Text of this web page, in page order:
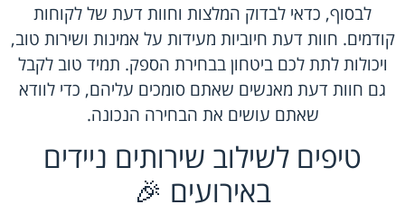
לבסוף, כדאי לבדוק המלצות וחוות דעת של לקוחות
קודמים. חוות דעת חיוביות מעידות על אמינות ושירות טוב,
ויכולות לתת לכם ביטחון בבחירת הספק. תמיד טוב לקבל
גם חוות דעת מאנשים שאתם סומכים עליהם, כדי לוודא
שאתם עושים את הבחירה הנכונה.
טיפים לשילוב שירותים ניידים
באירועים 🎉